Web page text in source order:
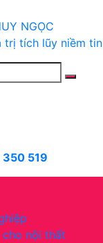
NGỌC
trị tích lũy niềm tin
519
nội thất